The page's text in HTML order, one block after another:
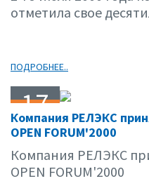
отметила свое
ПОДРОБНЕЕ..
17
05.00
Компания РЕЛЭКС
OPEN FORUM'2000
Компания РЕЛЭКС
OPEN FORUM'2000